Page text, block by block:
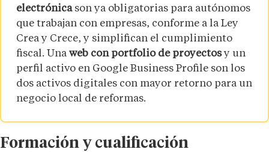
electrónicason ya obligatorias para autónomos
que trabajan con empresas, conforme a la Ley
Crea y Crece, y simplifican el cumplimiento
fiscal. Una web con portfolio de proyectosy un
perfil activo en Google Business Profile son los
dos activos digitales con mayor retorno para un
negocio local de reformas.
Formación y cualificación